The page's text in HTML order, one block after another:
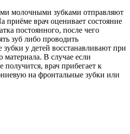
молочными зубками отправляют
приёме врач оценивает состояние
постоянного, после чего
зуб либо проводить
у детей восстанавливают при
В случае если
получится, врач прибегает к
на фронтальные зубки или